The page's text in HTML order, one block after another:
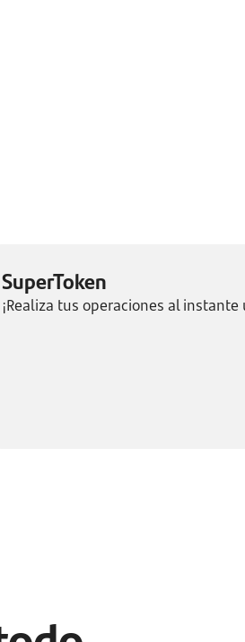
SuperToken
¡Realiza tus operaciones al